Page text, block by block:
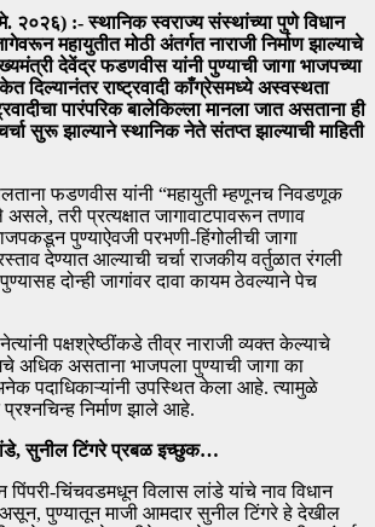
२०२६) :- स्थानिक स्वराज्य संस्थांच्या पुणे विधान
महायुतीत मोठी अंतर्गत नाराजी निर्माण झाल्याचे
देवेंद्र फडणवीस यांनी पुण्याची जागा भाजपच्या
दिल्यानंतर राष्ट्रवादी काँग्रेसमध्ये अस्वस्थता
पारंपरिक बालेकिल्ला मानला जात असताना ही
सुरू झाल्याने स्थानिक नेते संतप्त झाल्याची माहिती
फडणवीस यांनी “महायुती म्हणूनच निवडणूक
तरी प्रत्यक्षात जागावाटपावरून तणाव
पुण्याऐवजी परभणी-हिंगोलीची जागा
देण्यात आल्याची चर्चा राजकीय वर्तुळात रंगली
दोन्ही जागांवर दावा कायम ठेवल्याने पेच
पक्षश्रेष्ठींकडे तीव्र नाराजी व्यक्त केल्याचे
असताना भाजपला पुण्याची जागा का
पदाधिकाऱ्यांनी उपस्थित केला आहे. त्यामुळे
निर्माण झाले आहे.
सुनील टिंगरे प्रबळ इच्छुक…
पिंपरी-चिंचवडमधून विलास लांडे यांचे नाव विधान
पुण्यातून माजी आमदार सुनील टिंगरे हे देखील